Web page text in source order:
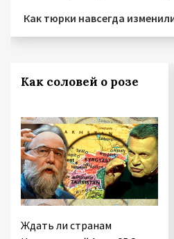
Как тюрки навсегда
Как соловей о розе
Ждать ли странам